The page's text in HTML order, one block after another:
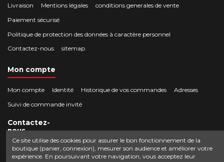
Livraison Mentions légales
conditions generales de vente
Paiement sécurisé
Politique de protection des données à caractère personnel
Contactez-nous
sitemap
Mon compte
Mon compte Identité Historique de vos commandes
Adresses
Suivi de commande invité
Contactez-
nous
Crocbois-motoculture.com
0624436257
Ce site utilise des cookies pour assurer le bon fonctionnement de la
boutique (panier, connexion), mesurer son audience et améliorer votre
expérience. En poursuivant votre navigation, vous acceptez leur